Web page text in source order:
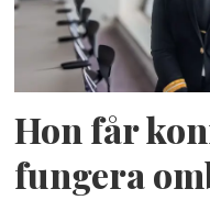
Hon får
fungera